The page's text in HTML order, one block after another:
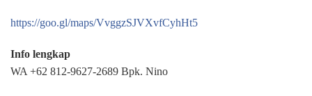
https://goo.gl/maps/VvggzSJVXvfCyhHt5
Info lengkap
WA +62 812-9627-2689 Bpk. Nino